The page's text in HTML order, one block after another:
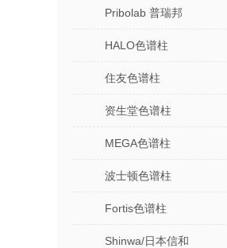
Pribolab 普瑞邦
HALO色谱柱
住友色谱柱
资生堂色谱柱
MEGA色谱柱
波士顿色谱柱
Fortis色谱柱
Shinwa/日本信和